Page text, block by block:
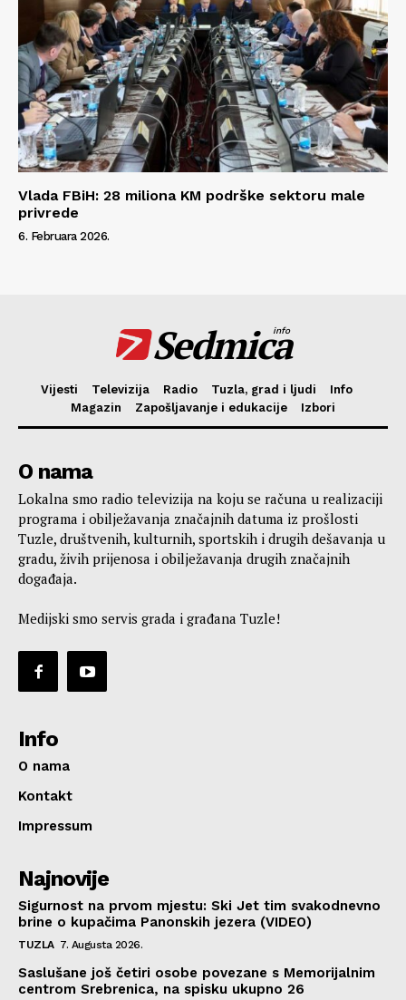
Vlada FBiH: 28 miliona KM podrške sektoru male
privrede
6. Februara 2026.
Sedmica
info
Vijesti Televizija Radio Tuzla, grad i ljudi
Info
Magazin
Zapošljavanje i edukacije Izbori
O nama
Lokalna smo radio televizija na koju se računa u realizaciji
programa i obilježavanja značajnih datuma iz prošlosti
Tuzle, društvenih, kulturnih, sportskih i drugih dešavanja u
gradu, živih prijenosa i obilježavanja drugih značajnih
događaja.
Medijski smo servis grada i građana Tuzle!
Info
O nama
Kontakt
Impressum
Najnovije
Sigurnost na prvom mjestu: Ski Jet tim svakodnevno
brine o kupačima Panonskih jezera (VIDEO)
TUZLA 7. Augusta 2026.
Saslušane još četiri osobe povezane s Memorijalnim
centrom Srebrenica, na spisku ukupno 26